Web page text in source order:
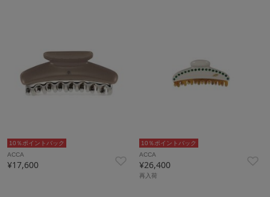
10％ポイントバック
ACCA
¥17,600
10％ポイントバック
ACCA
¥26,400
再入荷